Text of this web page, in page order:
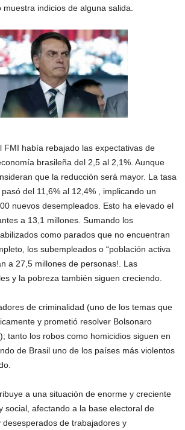
indicios de alguna salida.
FMI había rebajado las expectativas de
brasileña del 2,5 al 2,1%. Aunque
que la reducción será mayor. La tasa
del 11,6% al 12,4% , implicando un
nuevos desempleados. Esto ha elevado el
a 13,1 millones. Sumando los
como parados que no encuentran
los subempleados o “población activa
a 27,5 millones de personas!. Las
y la pobreza también siguen creciendo.
de criminalidad (uno de los temas que
y prometió resolver Bolsonaro
tanto los robos como homicidios siguen en
de Brasil uno de los países más violentos
a una situación de enorme y creciente
social, afectando a la base electoral de
de trabajadores y